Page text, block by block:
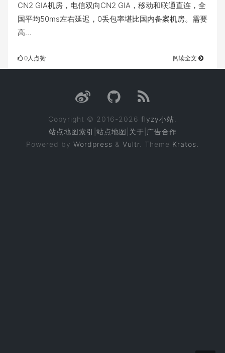
CN2 GIA机房，电信双向CN2 GIA，移动和联通直连，全
国平均50ms左右延迟，0丢包率堪比国内备案机房。需要
高…
0人点赞 阅读全文
Copyright © 2016-2026 flyzy小站
站点地图索引 站点地图 关于 广告合作
Powered by Wordpress & Vultr . Theme Kratos.